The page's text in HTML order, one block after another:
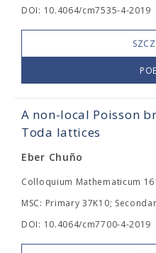
DOI: 10.4064/cm7535-4-2019
A non-local Poisson
Toda lattices
Eber Chuño
Colloquium Mathematicum
MSC: Primary 37K10;
DOI: 10.4064/cm7700-4-2019